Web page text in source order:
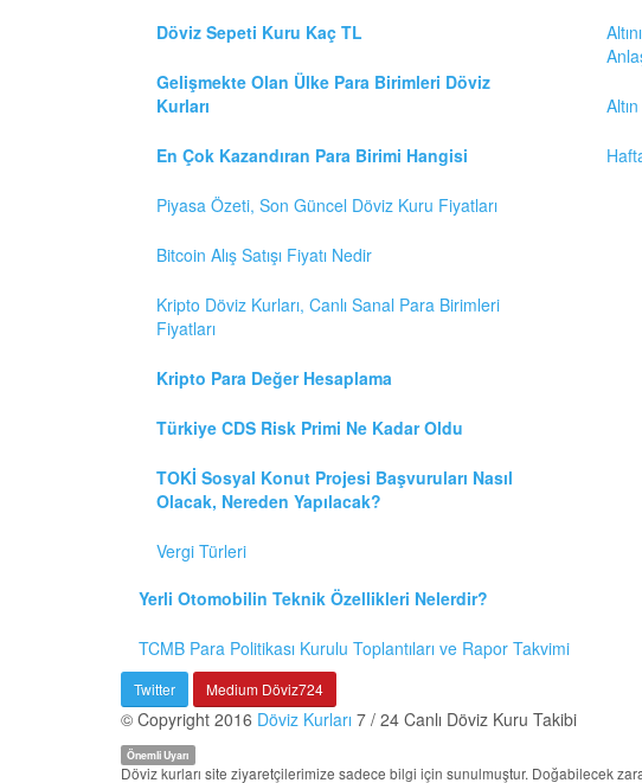
Döviz Sepeti Kuru Kaç TL
Gelişmekte Olan Ülke Para Birimleri Döviz
Kurları
En Çok Kazandıran Para Birimi Hangisi
Piyasa Özeti, Son Güncel Döviz Kuru Fiyatları
Bitcoin Alış Satışı Fiyatı Nedir
Kripto Döviz Kurları, Canlı Sanal Para Birimleri
Fiyatları
Kripto Para Değer Hesaplama
Türkiye CDS Risk Primi Ne Kadar Oldu
TOKİ Sosyal Konut Projesi Başvuruları Nasıl
Olacak, Nereden Yapılacak?
Vergi Türleri
Yerli Otomobilin Teknik Özellikleri Nelerdir?
TCMB Para Politikası Kurulu Toplantıları ve Rapor Takvimi
Twitter Medium Döviz724
© Copyright 2016 Döviz Kurları 7 / 24 Canlı Döviz Kuru Takibi
Önemli Uyarı
Döviz kurları site ziyaretçilerimize sadece bilgi için sunulmuştur. Doğabilecek